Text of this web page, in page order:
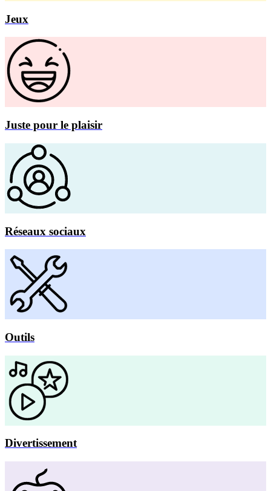
Jeux
Juste pour le plaisir
Réseaux sociaux
Outils
Divertissement